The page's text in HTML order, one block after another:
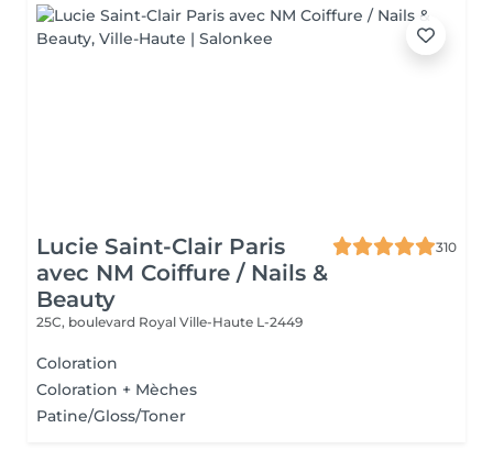
Lucie Saint-Clair Paris
avec NM Coiffure / Nails &
Beauty
310
25C, boulevard Royal Ville-Haute L-2449
Coloration
Coloration + Mèches
Patine/Gloss/Toner